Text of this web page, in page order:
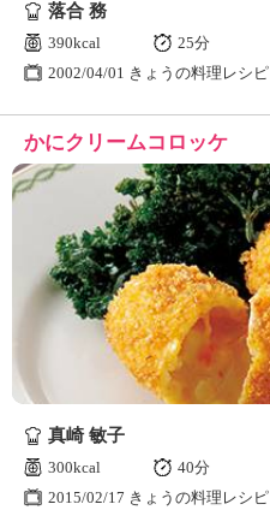
落合 務
390kcal
25分
2002/04/01 きょうの料理レシピ
かにクリームコロッケ
真崎 敏子
300kcal
40分
2015/02/17 きょうの料理レシピ